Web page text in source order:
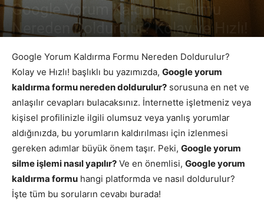
Google Yorum Kaldırma Formu
Nereden Doldurulur? Kolay ve Hızlı!
Google Yorum Kaldırma Formu Nereden Doldurulur?
Kolay ve Hızlı! başlıklı bu yazımızda, Google yorum
kaldırma formu nereden doldurulur? sorusuna en net ve
anlaşılır cevapları bulacaksınız. İnternette işletmeniz veya
kişisel profilinizle ilgili olumsuz veya yanlış yorumlar
aldığınızda, bu yorumların kaldırılması için izlenmesi
gereken adımlar büyük önem taşır. Peki, Google yorum
silme işlemi nasıl yapılır? Ve en önemlisi, Google yorum
kaldırma formu hangi platformda ve nasıl doldurulur?
İşte tüm bu soruların cevabı burada!